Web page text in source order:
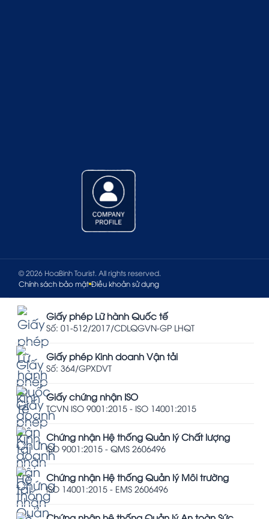
© 2026 HoaBinh Tourist. All rights reserved.
Chính sách bảo mật Điều khoản sử dụng
Giấy phép Lữ hành Quốc tế
Số: 01-512/2017/CDLQGVN-GP LHQT
Giấy phép Kinh doanh Vận tải
Số: 364/GPXDVT
Giấy chứng nhận ISO
TCVN ISO 9001:2015 - ISO 14001:2015
Chứng nhận Hệ thống Quản lý Chất lượng
ISO 9001:2015 - QMS 2606496
Chứng nhận Hệ thống Quản lý Môi trường
ISO 14001:2015 - EMS 2606496